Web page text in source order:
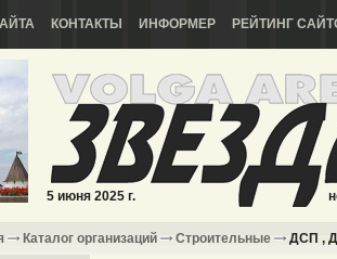
КОНТАКТЫ ИНФОРМЕР РЕЙТИНГ
5 июня 2025 г.
Каталог организаций Строительные ДСП ,